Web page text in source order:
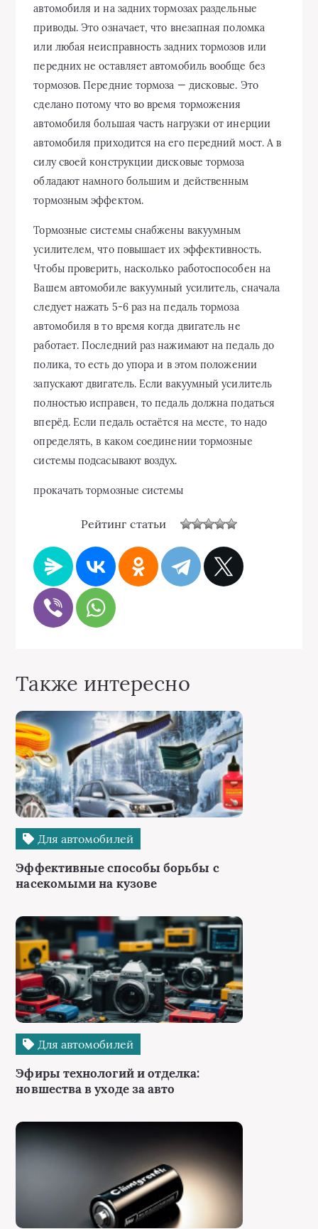
автомобиля и на задних тормозах раздельные
приводы. Это означает, что внезапная поломка
или любая неисправность задних тормозов или
передних не оставляет автомобиль вообще без
тормозов. Передние тормоза — дисковые. Это
сделано потому что во время торможения
автомобиля большая часть нагрузки от инерции
автомобиля приходится на его передний мост. А в
силу своей конструкции дисковые тормоза
обладают намного большим и действенным
тормозным эффектом.
Тормозные системы снабжены вакуумным
усилителем, что повышает их эффективность.
Чтобы проверить, насколько работоспособен на
Вашем автомобиле вакуумный усилитель, сначала
следует нажать 5-6 раз на педаль тормоза
автомобиля в то время когда двигатель не
работает. Последний раз нажимают на педаль до
полика, то есть до упора и в этом положении
запускают двигатель. Если вакуумный усилитель
полностью исправен, то педаль должна податься
вперёд. Если педаль остаётся на месте, то надо
определять, в каком соединении тормозные
системы подсасывают воздух.
прокачать тормозные системы
Рейтинг статьи
Также интересно
Для автомобилей
Эффективные способы борьбы с
насекомыми на кузове
Для автомобилей
Эфиры технологий и отделка:
новшества в уходе за авто